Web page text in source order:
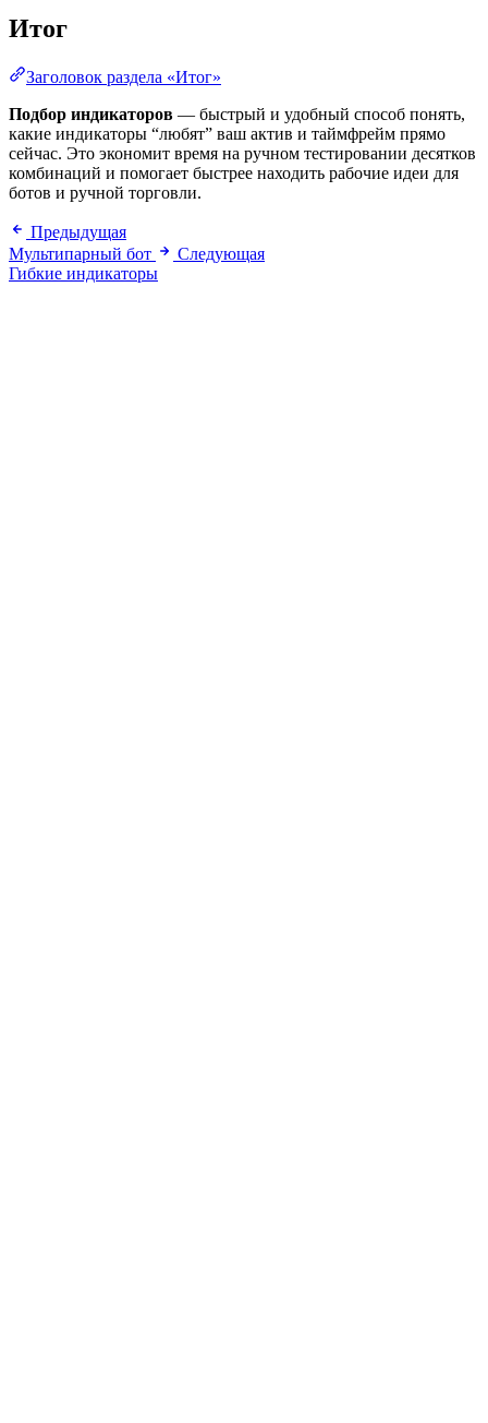
Итог
Заголовок раздела «Итог»
Подбор индикаторов — быстрый и удобный способ понять,
какие индикаторы “любят” ваш актив и таймфрейм прямо
сейчас. Это экономит время на ручном тестировании десятков
комбинаций и помогает быстрее находить рабочие идеи для
ботов и ручной торговли.
Предыдущая
Мультипарный бот
Следующая
Гибкие индикаторы